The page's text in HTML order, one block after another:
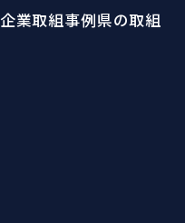
企業取組事例県の取組